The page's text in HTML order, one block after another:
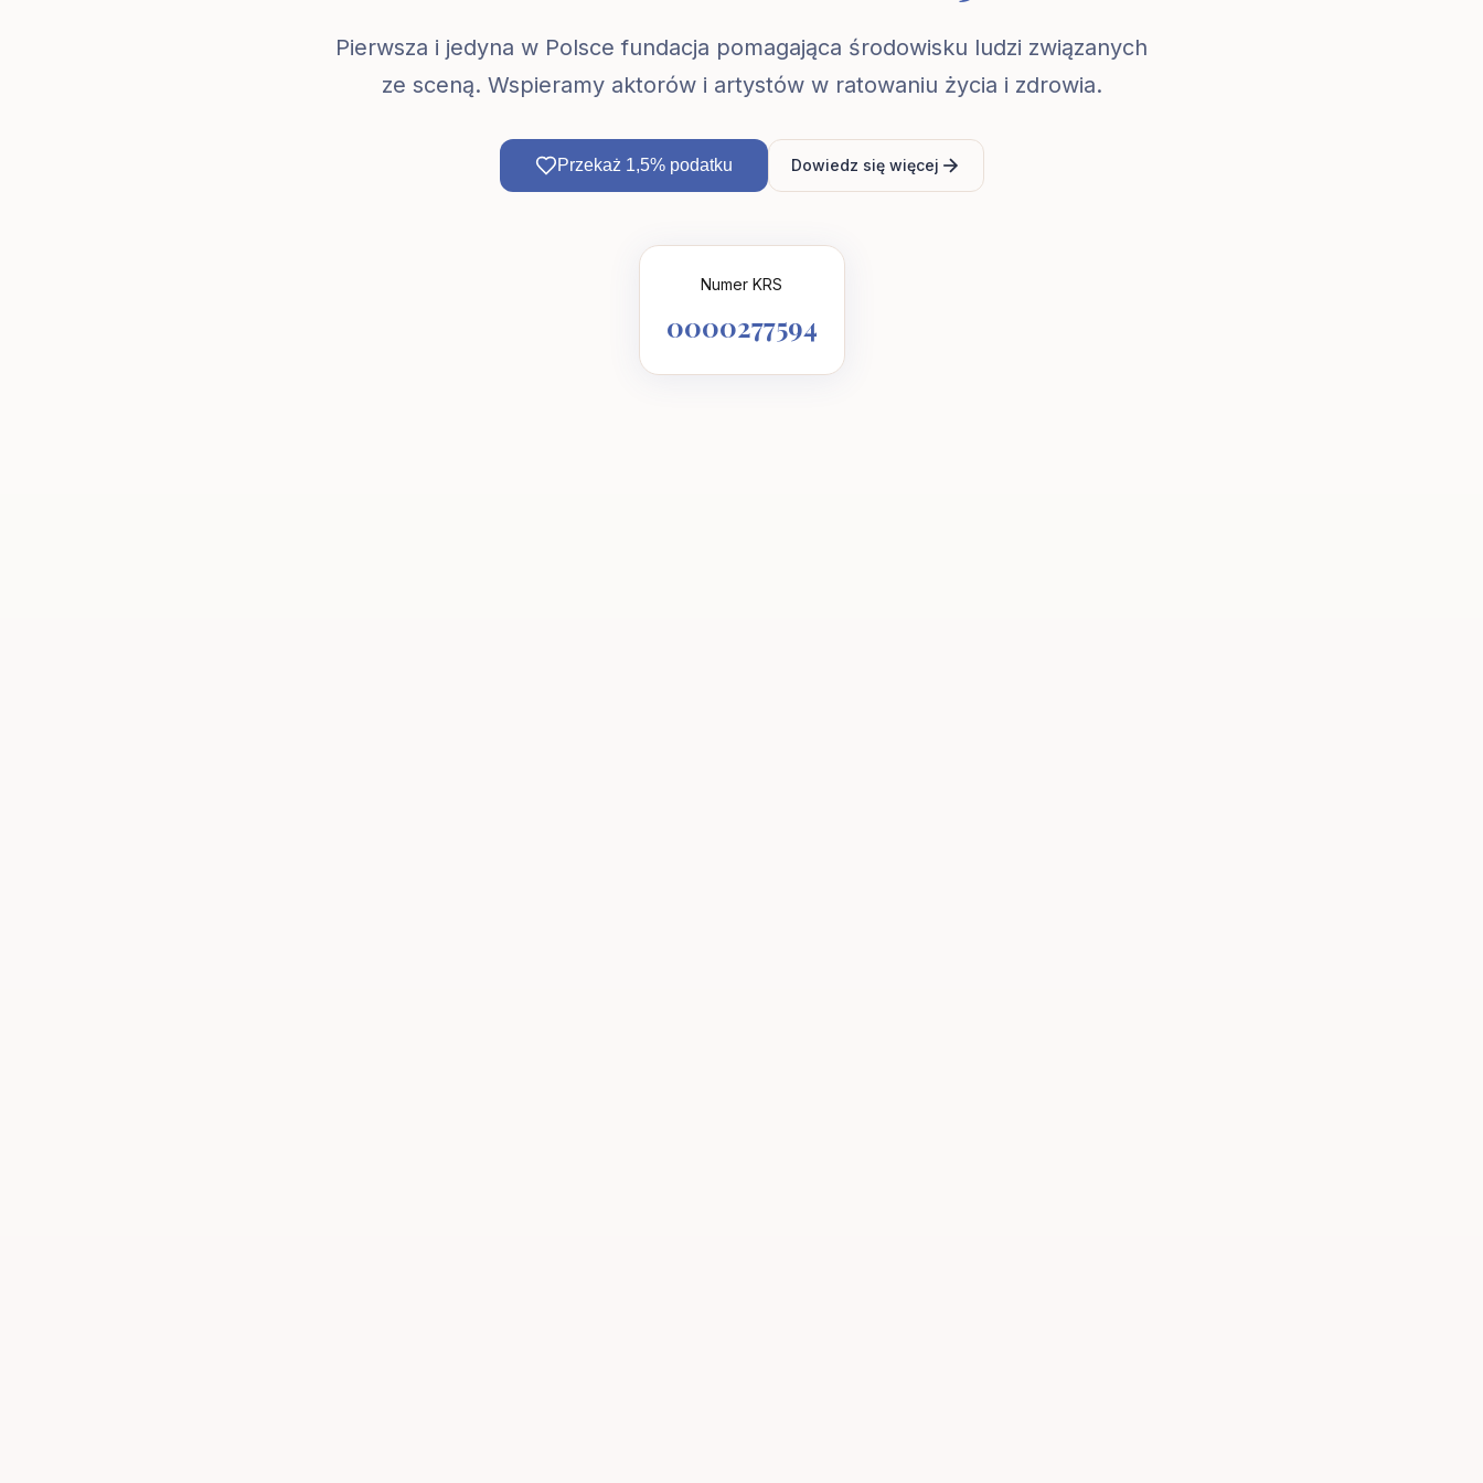
Pierwsza i jedyna w Polsce fundacja pomagająca środowisku ludzi związanych
ze sceną. Wspieramy aktorów i artystów w ratowaniu życia i zdrowia.
Przekaż 1,5% podatku Dowiedz się więcej
Numer KRS
0000277594